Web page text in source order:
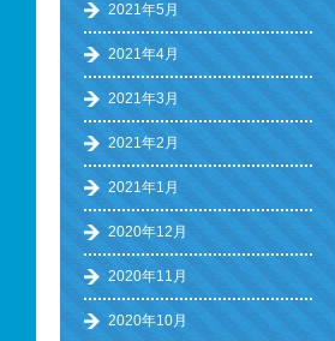
2021年5月
2021年4月
2021年3月
2021年2月
2021年1月
2020年12月
2020年11月
2020年10月